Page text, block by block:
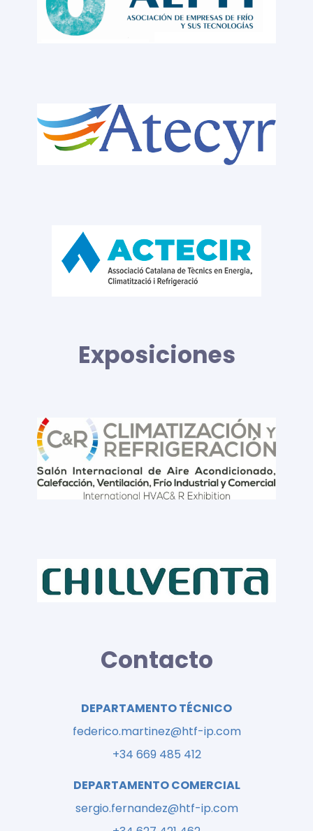
Exposiciones
Contacto
DEPARTAMENTO TÉCNICO
federico.martinez@htf-ip.com
+34 669 485 412
DEPARTAMENTO COMERCIAL
sergio.fernandez@htf-ip.com